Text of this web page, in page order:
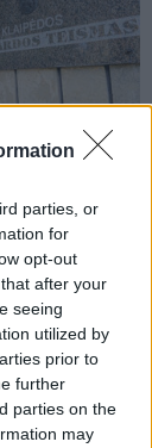
parties, or
for
opt-out
after your
seeing
utilized by
prior to
further
parties on the
may